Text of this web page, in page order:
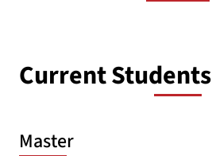
Current Students
Master